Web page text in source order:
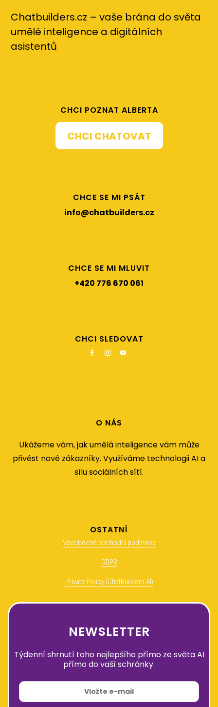
Chatbuilders.cz – vaše brána do světa
umělé inteligence a digitálních
asistentů
CHCI POZNAT ALBERTA
CHCI CHATOVAT
CHCE SE MI PSÁT
info@chatbuilders.cz
CHCE SE MI MLUVIT
+420 776 670 061
CHCI SLEDOVAT
O NÁS
Ukážeme vám, jak umělá inteligence vám může
přivést nové zákazníky. Využíváme technologii AI a
sílu sociálních sítí.
OSTATNÍ
Všeobecné obchodní podmínky
GDPR
Private Policy (ChatBuilders AI)
NEWSLETTER
Týdenní shrnutí toho nejlepšího přímo ze světa AI
přímo do vaší schránky.